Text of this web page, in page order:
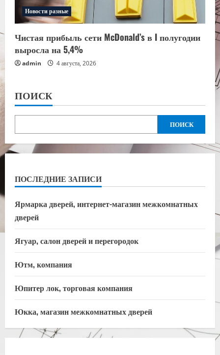
Новости разные
Чистая прибыль сети McDonald’s в I полугодии
выросла на 5,4%
admin 4 августа, 2026
ПОИСК
ПОИСК
ПОСЛЕДНИЕ ЗАПИСИ
Ярмарка дверей, интернет-магазин межкомнатных
дверей
Ягуар, салон дверей и перегородок
Ютм, компания
Юпитер лок, торговая компания
Юкка, магазин межкомнатных дверей